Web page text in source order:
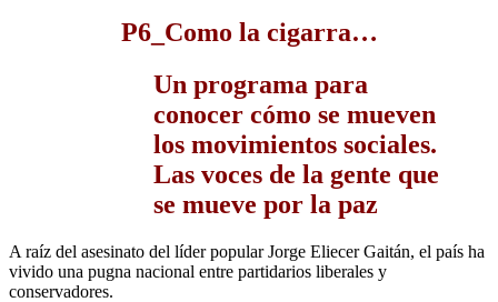
P6_Como la cigarra…
Un programa para
conocer cómo se mueven
los movimientos sociales.
Las voces de la gente que
se mueve por la paz
A raíz del asesinato del líder popular Jorge Eliecer Gaitán, el país ha
vivido una pugna nacional entre partidarios liberales y
conservadores.